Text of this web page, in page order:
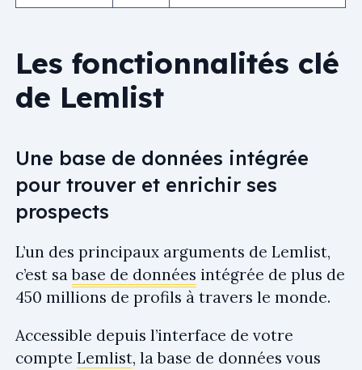
Les fonctionnalités clé
de Lemlist
Une base de données intégrée
pour trouver et enrichir ses
prospects
L’un des principaux arguments de Lemlist,
c’est sabase de données intégrée de plus de
450 millions de profils à travers le monde.
Accessible depuis l’interface de votre
compte Lemlist, la base de données vous